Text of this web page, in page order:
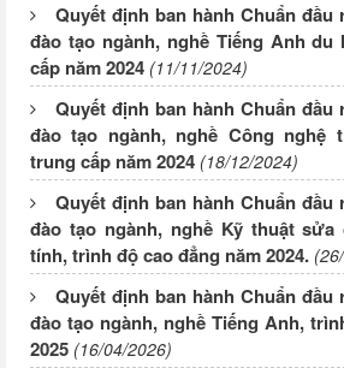
Quyết định ban hành Chuẩn
đào tạo ngành, nghề Tiếng Anh
cấp năm 2024 (11/11/2024)
Quyết định ban hành Chuẩn
đào tạo ngành, nghề Công nghệ
trung cấp năm 2024 (18/12/2024)
Quyết định ban hành Chuẩn
đào tạo ngành, nghề Kỹ thuật
tính, trình độ cao đẳng năm 2024.
Quyết định ban hành Chuẩn
đào tạo ngành, nghề Tiếng Anh,
2025 (16/04/2026)